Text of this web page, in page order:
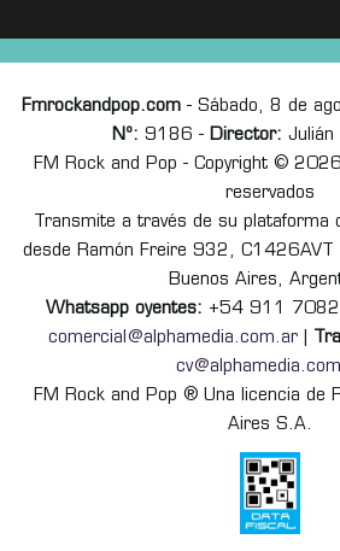
Fmrockandpop.com- Sábado, 8 de
Nº: 9186 - Director: Julián
FM Rock and Pop - Copyright ©
reservados
Transmite a través de su
desde Ramón Freire 932, C1426AVT
Buenos Aires,
Whatsapp oyentes: +54 911
comercial@alphamedia.com.ar
FM Rock and Pop ® Una licencia de
Aires S.A.